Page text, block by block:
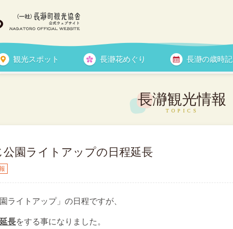
観光スポット 長瀞花めぐり 長瀞の歳時記
トピックス 花情報
長瀞観光情報
公園ライトアップの日程延長
ライトアップ」の日程ですが、
長をする事になりました。